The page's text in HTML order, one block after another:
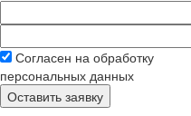
Согласен на обработку
персональных данных